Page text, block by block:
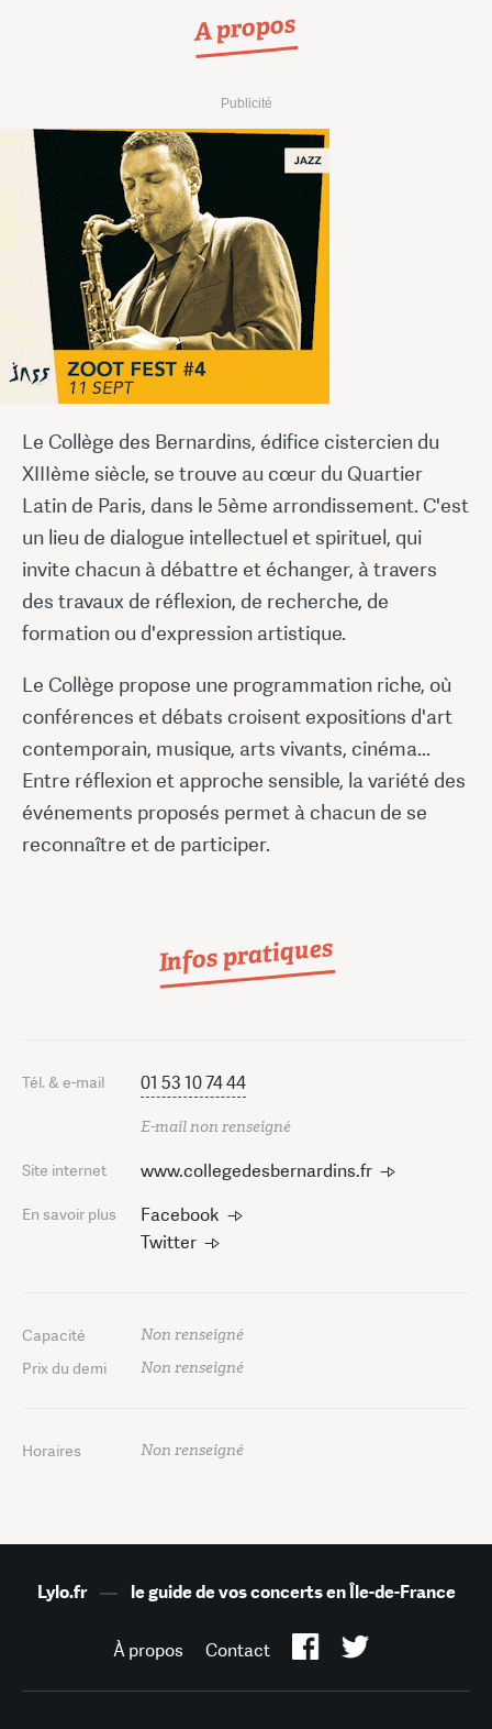
A propos
Publicité
Le Collège des Bernardins, édifice cistercien du
XIIIème siècle, se trouve au cœur du Quartier
Latin de Paris, dans le 5ème arrondissement. C'est
un lieu de dialogue intellectuel et spirituel, qui
invite chacun à débattre et échanger, à travers
des travaux de réflexion, de recherche, de
formation ou d'expression artistique.
Le Collège propose une programmation riche, où
conférences et débats croisent expositions d'art
contemporain, musique, arts vivants, cinéma...
Entre réflexion et approche sensible, la variété des
événements proposés permet à chacun de se
reconnaître et de participer.
Infos pratiques
Tél. & e-mail 01 53 10 74 44
E-mail non renseigné
Site internet www.collegedesbernardins.fr
En savoir plus
Facebook
Twitter
Capacité Non renseigné
Prix du demi Non renseigné
Horaires Non renseigné
Lylo.fr— le guide de vos concerts en Île-de-France
À propos Contact